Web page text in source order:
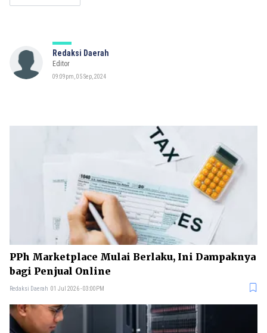
Redaksi Daerah
Editor
09:09pm, 05 Sep, 2024
PPh Marketplace Mulai Berlaku, Ini Dampaknya
bagi Penjual Online
Redaksi Daerah 01 Jul 2026 - 03:00PM